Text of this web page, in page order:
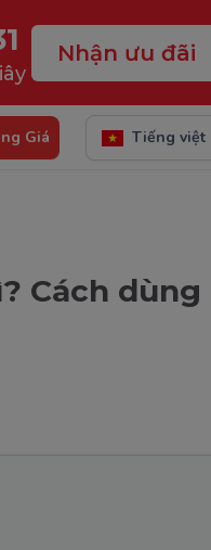
Nhận ưu đãi
Giá Tiếng việt
Cách dùng